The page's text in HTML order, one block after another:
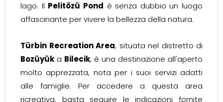
lago. Il Pelitözü Pond è senza dubbio un luogo
affascinante per vivere la bellezza della natura.
Türbin Recreation Area, situata nel distretto di
Bozüyük a Bilecik, è una destinazione all'aperto
molto apprezzata, nota per i suoi servizi adatti
alle famiglie. Per accedere a questa area
ricreativa, basta seguire le indicazioni fornite